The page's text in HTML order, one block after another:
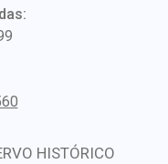
HISTÓRICO